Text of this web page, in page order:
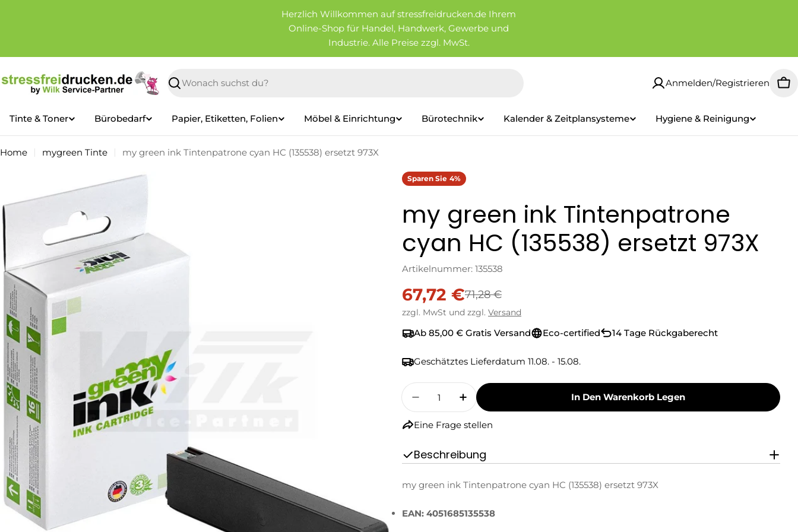
Herzlich Willkommen auf stressfreidrucken.de Ihrem
Online-Shop für Handel, Handwerk, Gewerbe und
Industrie. Alle Preise zzgl. MwSt.
Suchen
Anmelden/Registrieren
Tinte & Toner Bürobedarf Papier, Etiketten, Folien Möbel & Einrichtung Bürotechnik Kalender & Zeitplansysteme Hygiene & Reinigung
Home mygreen Tinte my green ink Tintenpatrone cyan HC (135538) ersetzt 973X
den
Produktinformationen
Sie das Medium 0 im Modalformat
Sparen Sie 4%
my green ink Tintenpatrone
cyan HC (135538) ersetzt 973X
Artikelnummer: 135538
Verkaufspreis
67,72 €
Regulärer
Preis
71,28 €
zzgl. MwSt und zzgl. Versand
Ab 85,00 € Gratis Versand Eco-certified 14 Tage Rückgaberecht
Geschätztes Lieferdatum 11.08. - 15.08.
Menge
Menge Für My Green Ink Tintenpatrone Cyan HC (135538) Ersetzt
Menge Für My Green Ink Tintenpatrone Cyan HC (135538)
In Den Warenkorb Legen
Eine Frage stellen
Beschreibung
my green ink Tintenpatrone cyan HC (135538) ersetzt 973X
EAN: 4051685135538